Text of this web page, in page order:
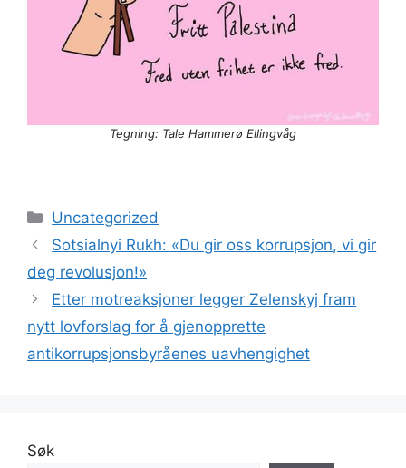
Tegning: Tale Hammerø Ellingvåg
Kategorier
Uncategorized
Sotsialnyi Rukh: «Du gir oss korrupsjon, vi gir
deg revolusjon!»
Etter motreaksjoner legger Zelenskyj fram
nytt lovforslag for å gjenopprette
antikorrupsjonsbyråenes uavhengighet
Søk